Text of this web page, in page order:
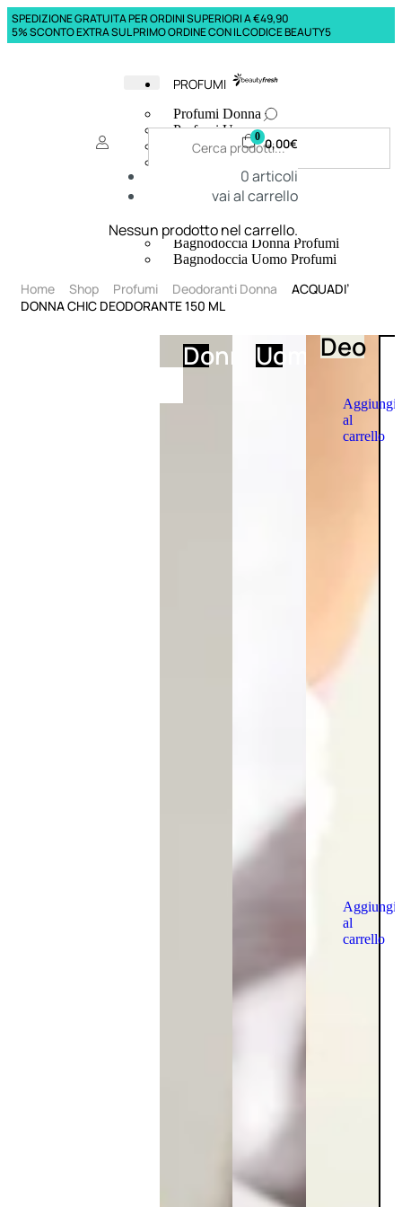
SPEDIZIONE GRATUITA PER ORDINI SUPERIORI A €49,90
5% SCONTO EXTRA SUL PRIMO ORDINE CON IL CODICE BEAUTY5
PROFUMI
Profumi Donna
Profumi Uomo
Deodoranti Donna
Corpo Donna
Corpo Uomo
Creme Mani
Bagnodoccia Donna Profumi
Bagnodoccia Uomo Profumi
DonnaUomoDeo
Aggiungi
al
carrello
Aggiungi
al
carrello
0 0,00€
0articoli
vai al carrello
Nessun prodotto nel carrello.
Home Shop Profumi Deodoranti Donna
ACQUADI’
DONNA CHIC DEODORANTE 150 ML